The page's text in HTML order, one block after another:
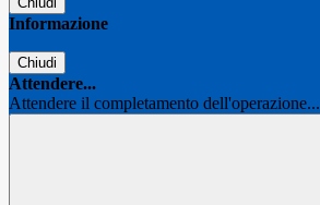
Informazione
Chiudi
Attendere...
Attendere il completamento dell'operazione...